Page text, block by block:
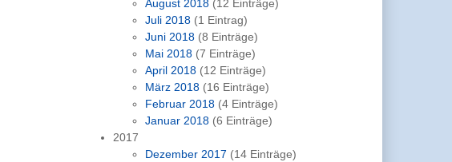
August 2018 (12 Einträge)
Juli 2018 (1 Eintrag)
Juni 2018 (8 Einträge)
Mai 2018 (7 Einträge)
April 2018 (12 Einträge)
März 2018 (16 Einträge)
Februar 2018 (4 Einträge)
Januar 2018 (6 Einträge)
2017
Dezember 2017 (14 Einträge)